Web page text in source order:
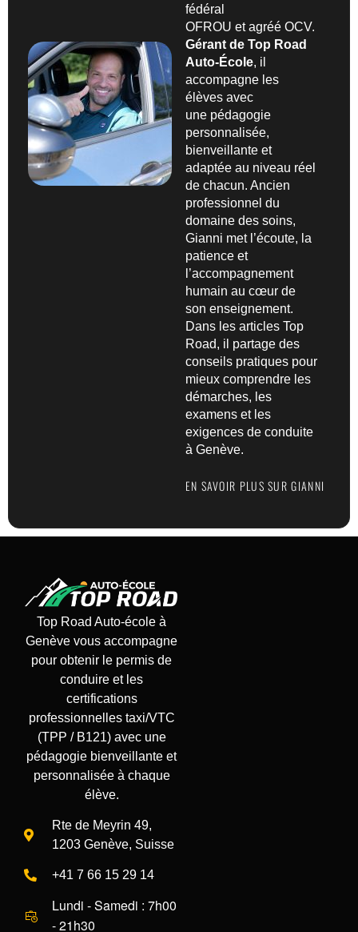
fédéral
OFROU et agréé OCV.
Gérant de Top Road
Auto-École, il
accompagne les
élèves avec
une pédagogie
personnalisée,
bienveillante et
adaptée au niveau réel
de chacun. Ancien
professionnel du
domaine des soins,
Gianni met l’écoute, la
patience et
l’accompagnement
humain au cœur de
son enseignement.
Dans les articles Top
Road, il partage des
conseils pratiques pour
mieux comprendre les
démarches, les
examens et les
exigences de conduite
à Genève.
EN SAVOIR PLUS SUR GIANNI
Top Road Auto-école à
Genève vous accompagne
pour obtenir le permis de
conduire et les
certifications
professionnelles taxi/VTC
(TPP / B121) avec une
pédagogie bienveillante et
personnalisée à chaque
élève.
Rte de Meyrin 49,
1203 Genève, Suisse
+41 7 66 15 29 14
Lundi - Samedi : 7h00
- 21h30